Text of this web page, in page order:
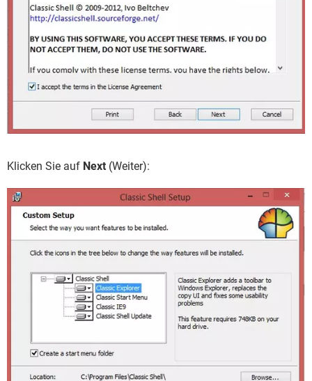
Klicken Sie auf Next (Weiter):